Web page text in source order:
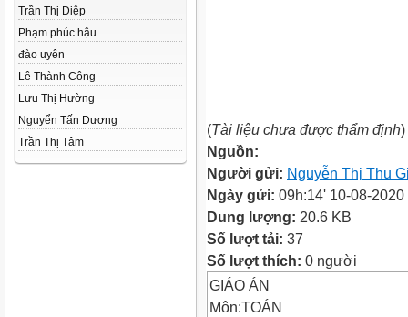
Trần Thị Diệp
Phạm phúc hậu
đào uyên
Lê Thành Công
Lưu Thị Hường
Nguyển Tấn Dương
Trần Thị Tâm
(Tài liệu chưa được thẩm định)
Nguồn:
Người gửi: Nguyễn Thị Thu
Ngày gửi: 09h:14' 10-08-2020
Dung lượng: 20.6 KB
Số lượt tải: 37
Số lượt thích: 0 người
GIÁO ÁN
Môn:TOÁN